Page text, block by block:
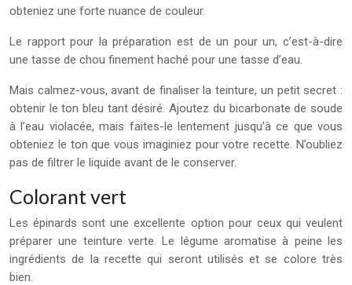
obteniez une forte nuance de couleur.
Le rapport pour la préparation est de un pour un, c’est-à-dire
une tasse de chou finement haché pour une tasse d’eau.
Mais calmez-vous, avant de finaliser la teinture, un petit secret :
obtenir le ton bleu tant désiré. Ajoutez du bicarbonate de soude
à l’eau violacée, mais faites-le lentement jusqu’à ce que vous
obteniez le ton que vous imaginiez pour votre recette. N’oubliez
pas de filtrer le liquide avant de le conserver.
Colorant vert
Les épinards sont une excellente option pour ceux qui veulent
préparer une teinture verte. Le légume aromatise à peine les
ingrédients de la recette qui seront utilisés et se colore très
bien.